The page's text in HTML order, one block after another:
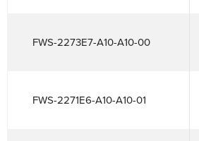
FWS-2273E7-A10-A10-00
FWS-2271E6-A10-A10-01